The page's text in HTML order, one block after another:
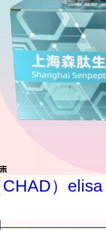
）elisa